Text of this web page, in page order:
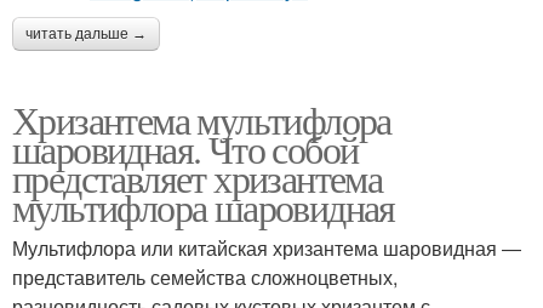
читать дальше →
Хризантема мультифлора
шаровидная. Что собой
представляет хризантема
мультифлора шаровидная
Мультифлора или китайская хризантема шаровидная ―
представитель семейства сложноцветных,